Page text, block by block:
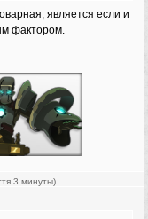
является если и
фактором.
3 минуты)